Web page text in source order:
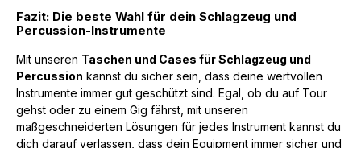
Fazit: Die beste Wahl für dein Schlagzeug und
Percussion-Instrumente
Mit unseren Taschen und Cases für Schlagzeug und
Percussion kannst du sicher sein, dass deine wertvollen
Instrumente immer gut geschützt sind. Egal, ob du auf Tour
gehst oder zu einem Gig fährst, mit unseren
maßgeschneiderten Lösungen für jedes Instrument kannst du
dich darauf verlassen, dass dein Equipment immer sicher und